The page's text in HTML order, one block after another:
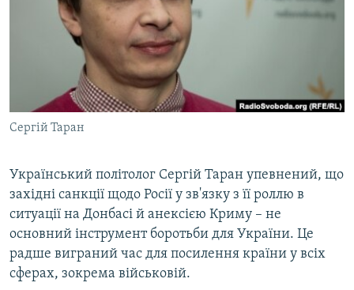
ДЕПОРТАЦІЯ
ВІДЕОУРОКИ «ELIFBE»
СВІДЧЕННЯ ОКУПАЦІЇ
УКРАЇНСЬКА ПРОБЛЕМА КРИМУ
ІНФОГРАФІКА
ЯК ОБІЙТИ БЛОКУВАННЯ
Qırımtatar
ДОЛУЧАЙСЯ!
Усі сайти RFE/RL
Сергій Таран
Український політолог Сергій Таран упевнений, що
західні санкції щодо Росії у зв'язку з її роллю в
ситуації на Донбасі й анексією Криму – не
основний інструмент боротьби для України. Це
радше виграний час для посилення країни у всіх
сферах, зокрема військовій.